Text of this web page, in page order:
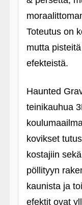
Toteutus on
mutta
efekteistä.
Haunted
teinikauhua
kovikset
kostajiin
pöllityyn
kaunista ja
efektit ovat